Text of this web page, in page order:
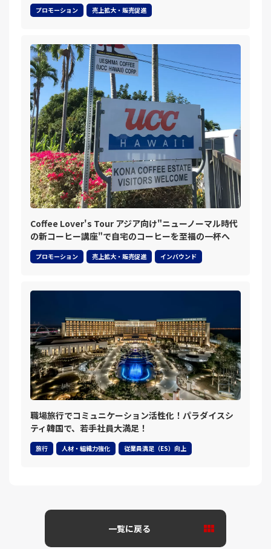
プロモーション 売上拡大・販売促進
Coffee Lover's Tour アジア向け"ニューノーマル時代
の新コーヒー講座"で自宅のコーヒーを至福の一杯へ
プロモーション 売上拡大・販売促進 インバウンド
職場旅行でコミュニケーション活性化！パラダイスシ
ティ韓国で、若手社員大満足！
旅行 人材・組織力強化 従業員満足（ES）向上
一覧に戻る